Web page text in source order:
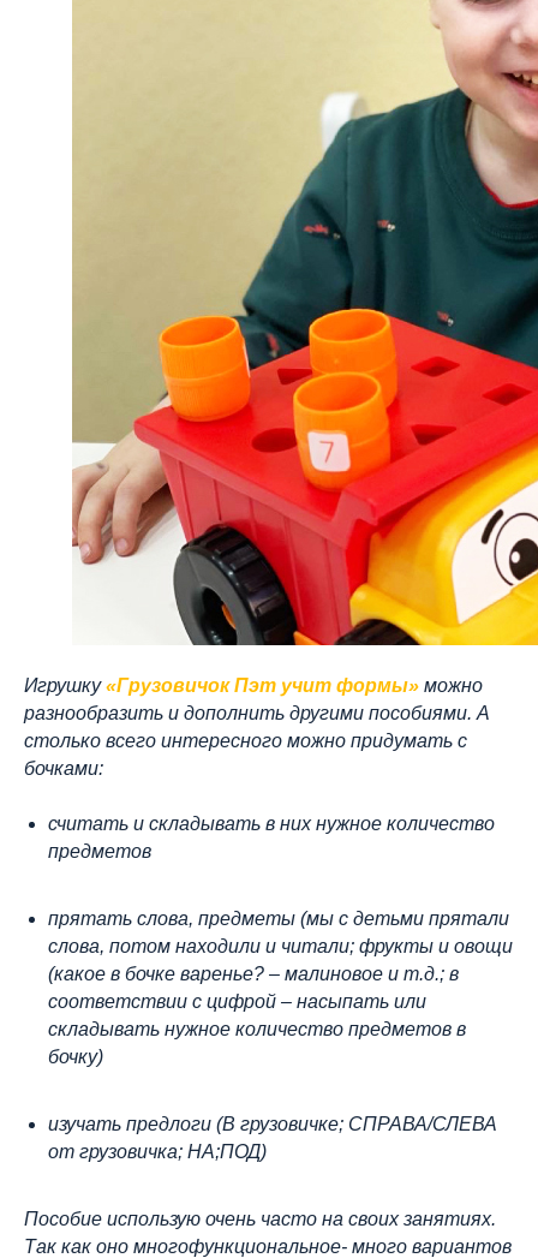
Игрушку«Грузовичок Пэт учит формы» можно
разнообразить и дополнить другими пособиями. А
столько всего интересного можно придумать с
бочками:
считать и складывать в них нужное количество
предметов
прятать слова, предметы (мы с детьми прятали
слова, потом находили и читали; фрукты и овощи
(какое в бочке варенье? – малиновое и т.д.; в
соответствии с цифрой – насыпать или
складывать нужное количество предметов в
бочку)
изучать предлоги (В грузовичке; СПРАВА/СЛЕВА
от грузовичка; НА;ПОД)
Пособие использую очень часто на своих занятиях.
Так как оно многофункциональное- много вариантов